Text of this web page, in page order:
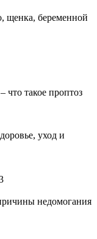
щенка, беременной
что такое проптоз
уход и
недомогания